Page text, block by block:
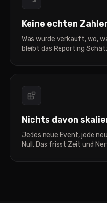
Keine echten
Was wurde verkauft, wo,
bleibt das Reporting
Nichts davon
Jedes neue Event, jede
Null. Das frisst Zeit und